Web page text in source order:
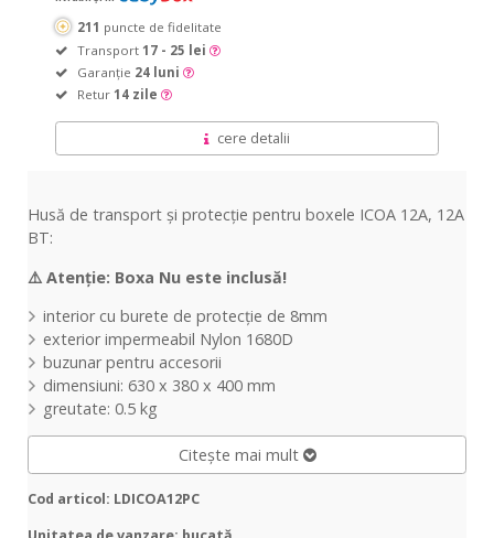
211 puncte de fidelitate
Transport 17 - 25 lei
Garanție 24 luni
Retur 14 zile
cere detalii
Husă de transport și protecție pentru boxele ICOA 12A, 12A
BT:
⚠️ Atenție: Boxa Nu este inclusă!
interior cu burete de protecție de 8mm
exterior impermeabil Nylon 1680D
buzunar pentru accesorii
dimensiuni: 630 x 380 x 400 mm
greutate: 0.5 kg
Citește mai mult
Cod articol: LDICOA12PC